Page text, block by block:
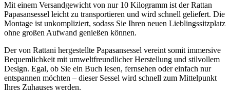
Mit einem Versandgewicht von nur 10 Kilogramm ist der Rattan
Papasansessel leicht zu transportieren und wird schnell geliefert. Die
Montage ist unkompliziert, sodass Sie Ihren neuen Lieblingssitzplatz
ohne großen Aufwand genießen können.
Der von Rattani hergestellte Papasansessel vereint somit immersive
Bequemlichkeit mit umweltfreundlicher Herstellung und stilvollem
Design. Egal, ob Sie ein Buch lesen, fernsehen oder einfach nur
entspannen möchten – dieser Sessel wird schnell zum Mittelpunkt
Ihres Zuhauses werden.